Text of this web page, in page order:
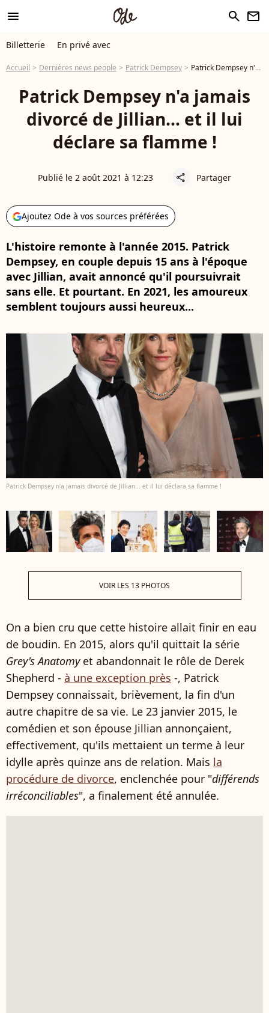
menu search newsletter
Billetterie En privé avec
Accueil Dernières news people Patrick Dempsey Patrick Dempsey n'a jamais divorcé de Jillian... et il lui déclare sa flamme !
Patrick Dempsey n'a jamais
divorcé de Jillian... et il lui
déclare sa flamme !
Publié le 2 août 2021 à 12:23 share Partager
Ajoutez Ode à vos sources préférées
L'histoire remonte à l'année 2015. Patrick
Dempsey, en couple depuis 15 ans à l'époque
avec Jillian, avait annoncé qu'il poursuivrait
sans elle. Et pourtant. En 2021, les amoureux
semblent toujours aussi heureux...
Patrick Dempsey n'a jamais divorcé de Jillian... et il lui déclara sa flamme !
VOIR LES 13 PHOTOS
On a bien cru que cette histoire allait finir en eau
de boudin. En 2015, alors qu'il quittait la série
Grey's Anatomyet abandonnait le rôle de Derek
Shepherd - à une exception près -, Patrick
Dempsey connaissait, brièvement, la fin d'un
autre chapitre de sa vie. Le 23 janvier 2015, le
comédien et son épouse Jillian annonçaient,
effectivement, qu'ils mettaient un terme à leur
idylle après quinze ans de relation. Mais la
procédure de divorce, enclenchée pour "différends
irréconciliables", a finalement été annulée.